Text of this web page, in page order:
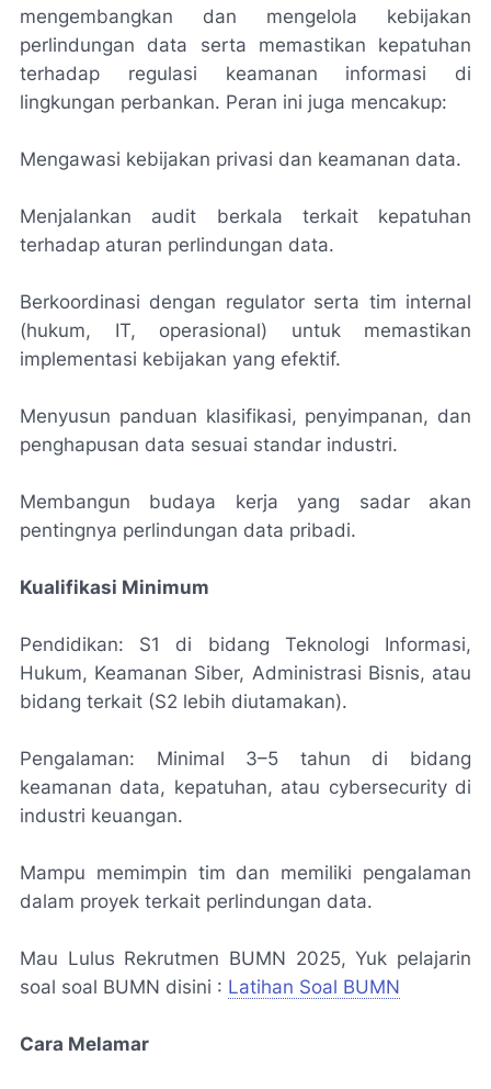
mengembangkan dan mengelola kebijakan
perlindungan data serta memastikan kepatuhan
terhadap regulasi keamanan informasi di
lingkungan perbankan. Peran ini juga mencakup:
Mengawasi kebijakan privasi dan keamanan data.
Menjalankan audit berkala terkait kepatuhan
terhadap aturan perlindungan data.
Berkoordinasi dengan regulator serta tim internal
(hukum, IT, operasional) untuk memastikan
implementasi kebijakan yang efektif.
Menyusun panduan klasifikasi, penyimpanan, dan
penghapusan data sesuai standar industri.
Membangun budaya kerja yang sadar akan
pentingnya perlindungan data pribadi.
Kualifikasi Minimum
Pendidikan: S1 di bidang Teknologi Informasi,
Hukum, Keamanan Siber, Administrasi Bisnis, atau
bidang terkait (S2 lebih diutamakan).
Pengalaman: Minimal 3–5 tahun di bidang
keamanan data, kepatuhan, atau cybersecurity di
industri keuangan.
Mampu memimpin tim dan memiliki pengalaman
dalam proyek terkait perlindungan data.
Mau Lulus Rekrutmen BUMN 2025, Yuk pelajarin
soal soal BUMN disini : Latihan Soal BUMN
Cara Melamar